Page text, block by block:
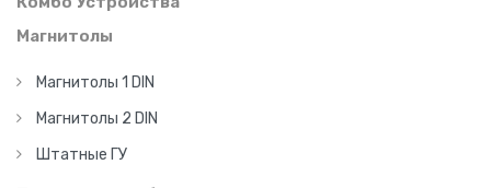
Магнитолы
Магнитолы 1 DIN
Магнитолы 2 DIN
Штатные ГУ